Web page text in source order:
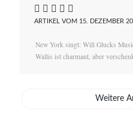
    
ARTIKEL VOM 15. DEZEMBER
New York singt: Will Glucks
Wallis ist charmant, aber
Weitere